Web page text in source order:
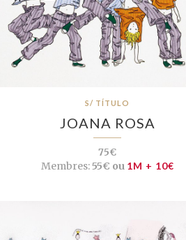
S/ TÍTULO
JOANA ROSA
75€
Membres:55€ ou 1M + 10€